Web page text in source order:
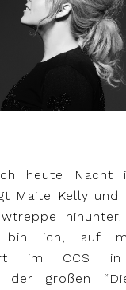
heute Nacht
Maite Kelly
bin ich, auf
im CCS
der großen